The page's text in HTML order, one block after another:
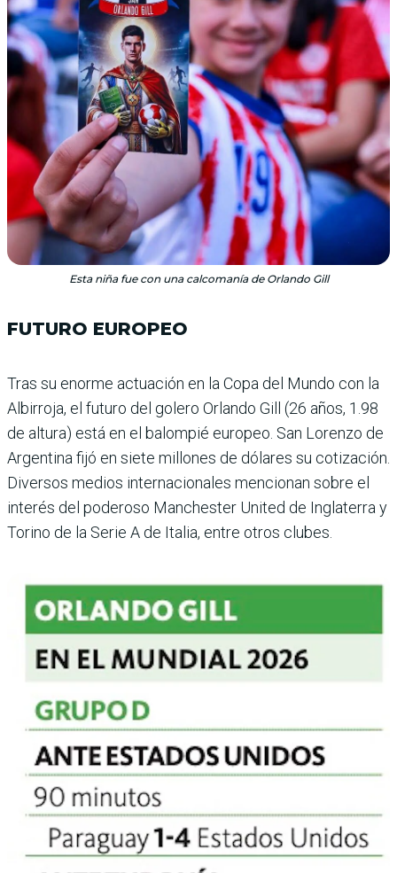
Esta niña fue con una calcomanía de Orlando Gill
FUTURO EUROPEO
Tras su enorme actuación en la Copa del Mundo con la
Albirroja, el futuro del golero Orlando Gill (26 años, 1.98
de altura) está en el balompié euro­peo. San Lorenzo de
Argentina fijó en siete millones de dólares su cotización.
Diversos medios internacionales mencionan sobre el
interés del poderoso Manchester United de Ingla­terra y
Torino de la Serie A de Italia, entre otros clubes.